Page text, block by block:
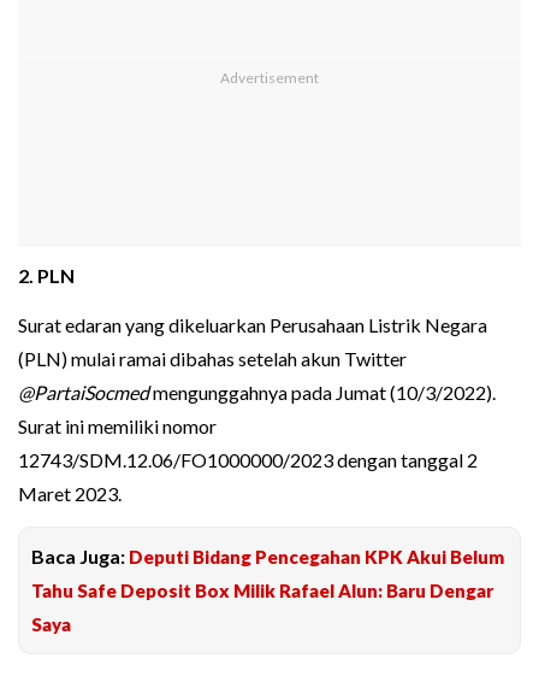
2. PLN
Surat edaran yang dikeluarkan Perusahaan Listrik Negara
(PLN) mulai ramai dibahas setelah akun Twitter
@PartaiSocmedmengunggahnya pada Jumat (10/3/2022).
Surat ini memiliki nomor
12743/SDM.12.06/FO1000000/2023 dengan tanggal 2
Maret 2023.
Baca Juga: Deputi Bidang Pencegahan KPK Akui Belum
Tahu Safe Deposit Box Milik Rafael Alun: Baru Dengar
Saya